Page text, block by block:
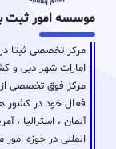
موسسه امور ثبت بین المللی
امارات شهر دبی و
مرکز فوق تخصصی
فعال خود در کشور
آلمان ، استرالیا ،
المللی در حوزه